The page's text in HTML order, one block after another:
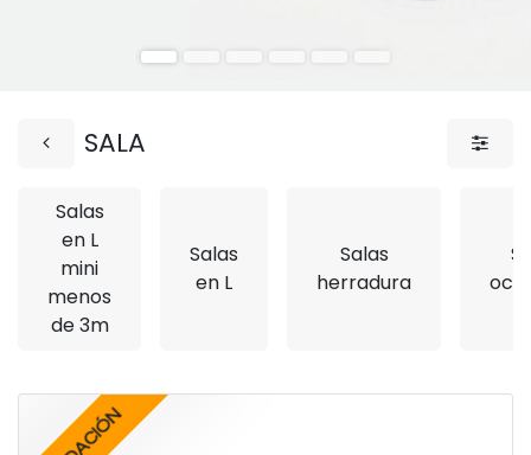
SALA
Salas
en L
mini
menos
de 3m
Salas
en L
Salas
herradura